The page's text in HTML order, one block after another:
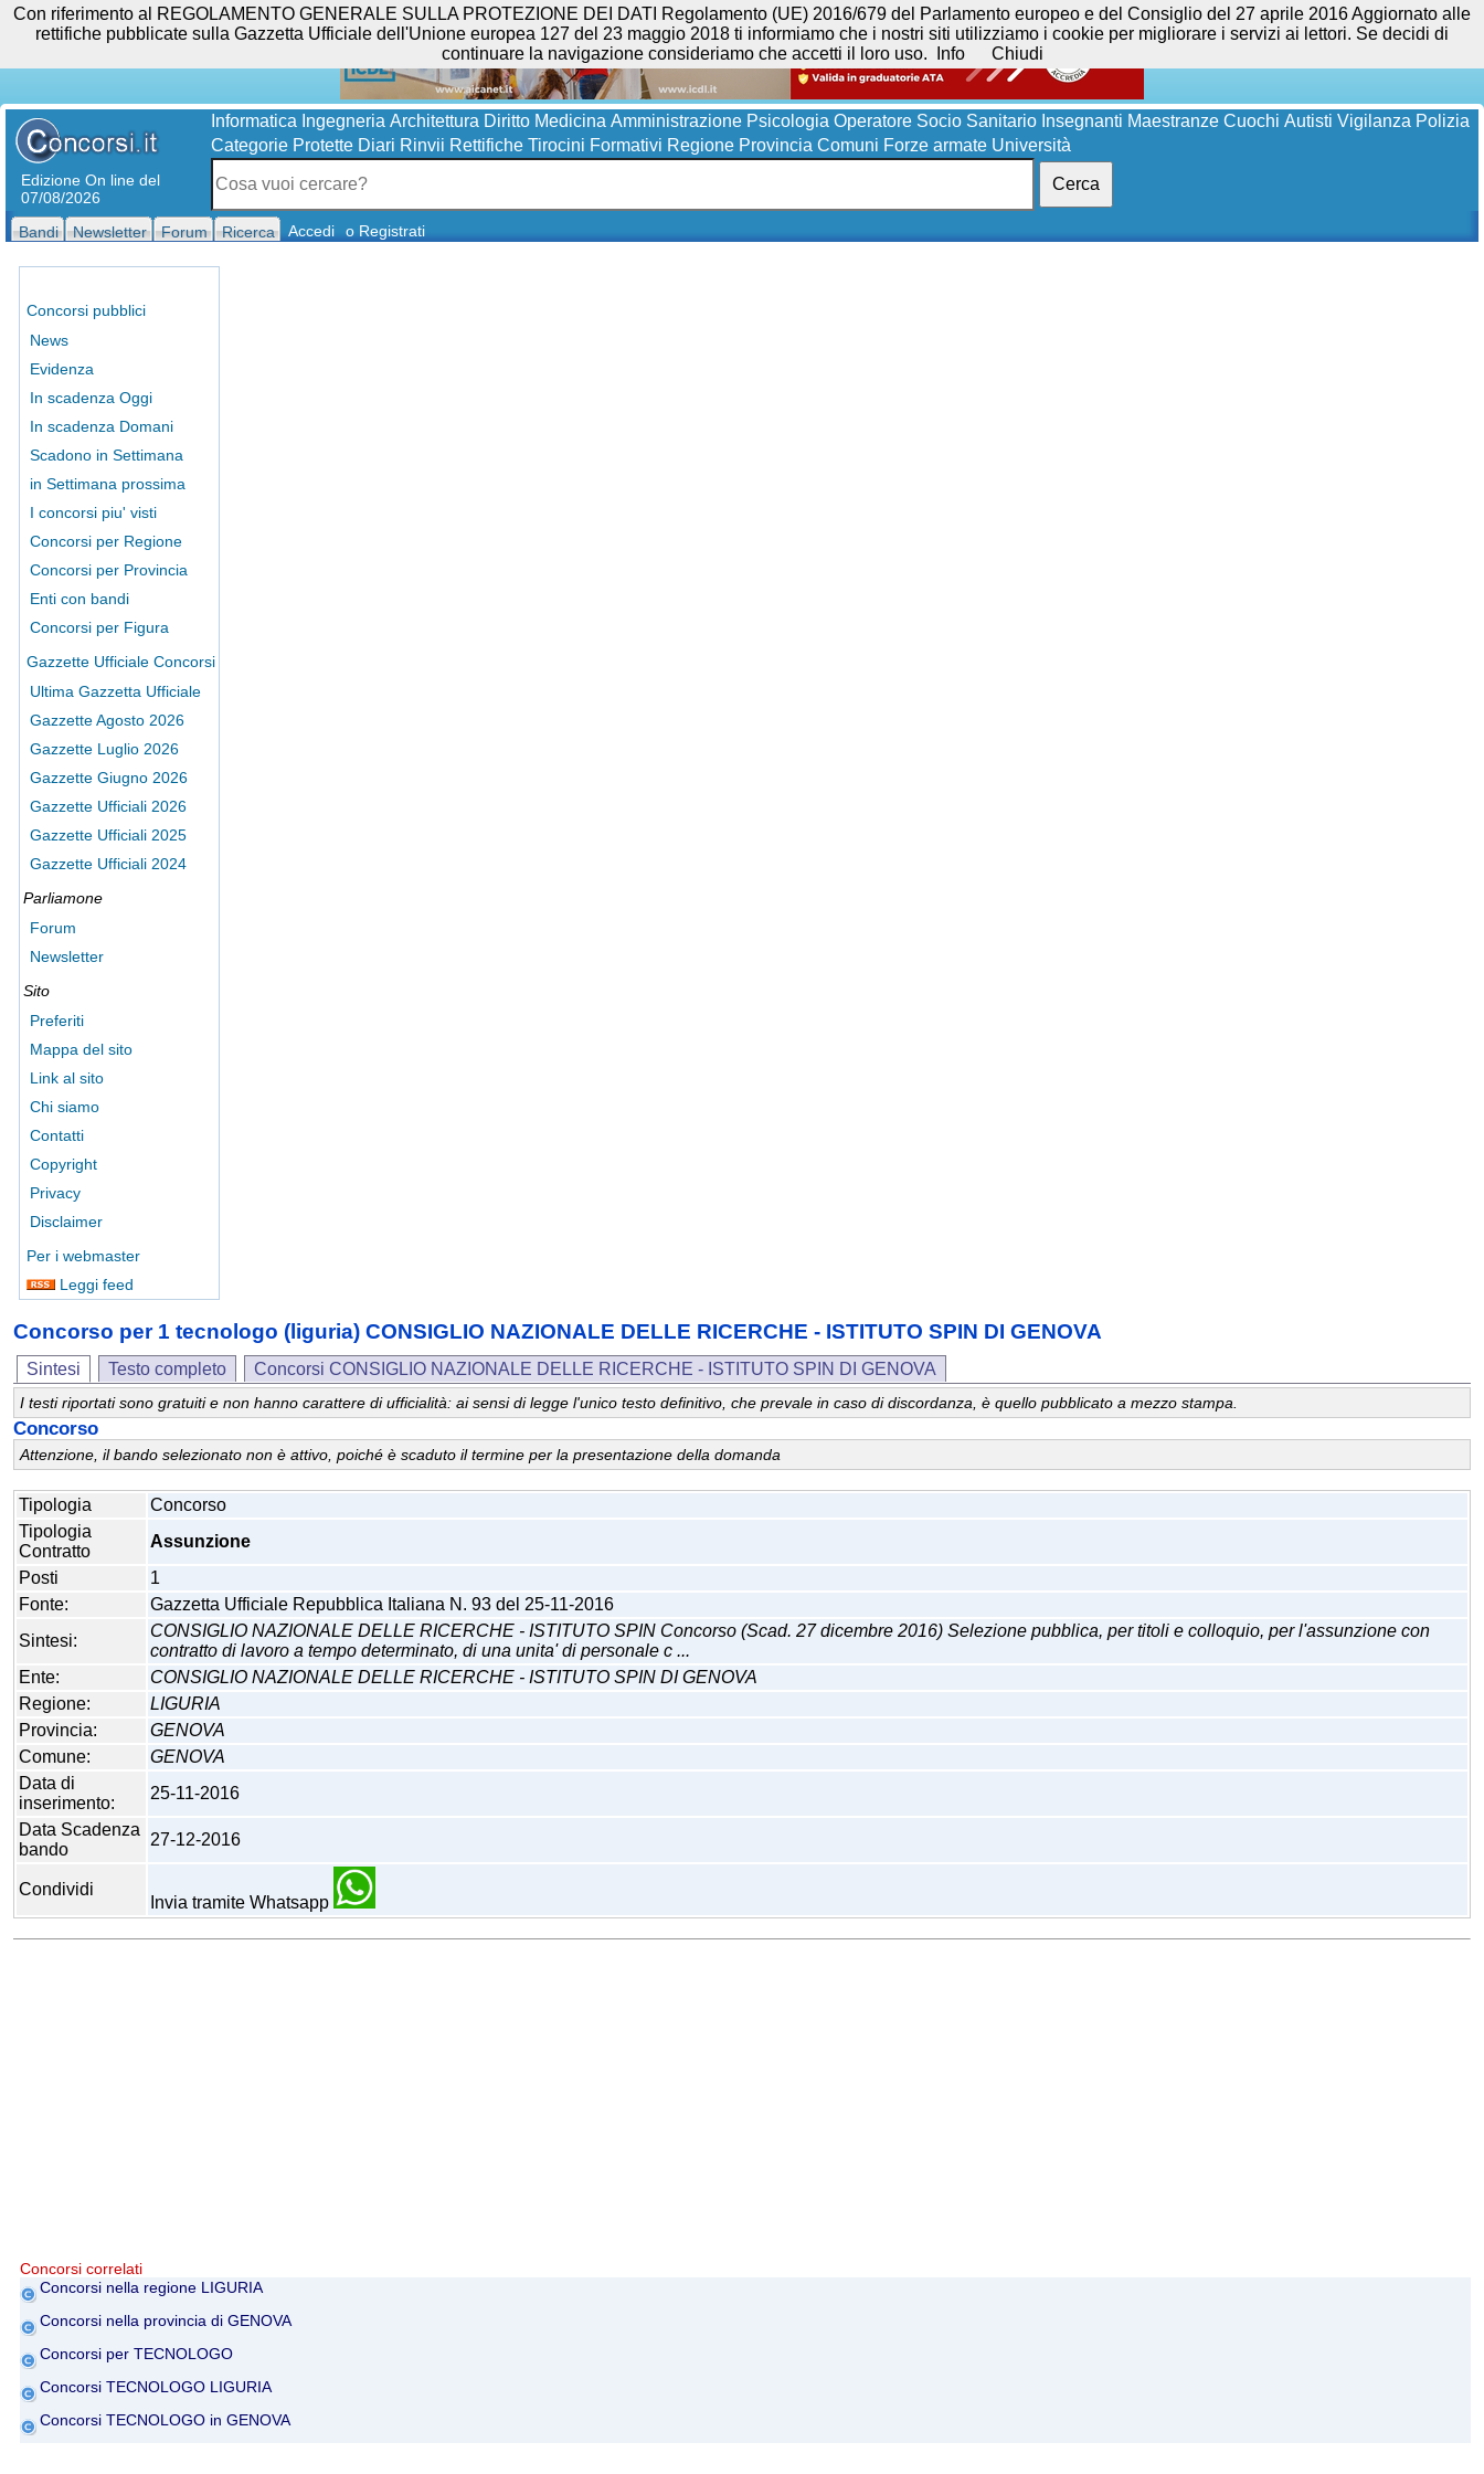
Edizione On line del
07/08/2026
Informatica Ingegneria Architettura Diritto Medicina Amministrazione Psicologia Operatore Socio Sanitario Insegnanti Maestranze Cuochi Autisti Vigilanza Polizia
Categorie Protette Diari Rinvii Rettifiche Tirocini Formativi Regione Provincia Comuni Forze armate Università
Cerca
Bandi Newsletter Forum Ricerca Accedi o Registrati
Concorsi pubblici
News
Evidenza
In scadenza Oggi
In scadenza Domani
Scadono in Settimana
in Settimana prossima
I concorsi piu' visti
Concorsi per Regione
Concorsi per Provincia
Enti con bandi
Concorsi per Figura
Gazzette Ufficiale Concorsi
Ultima Gazzetta Ufficiale
Gazzette Agosto 2026
Gazzette Luglio 2026
Gazzette Giugno 2026
Gazzette Ufficiali 2026
Gazzette Ufficiali 2025
Gazzette Ufficiali 2024
Parliamone
Forum
Newsletter
Sito
Preferiti
Mappa del sito
Link al sito
Chi siamo
Contatti
Copyright
Privacy
Disclaimer
Per i webmaster
Leggi feed
Concorso per 1 tecnologo (liguria) CONSIGLIO NAZIONALE DELLE RICERCHE - ISTITUTO SPIN DI GENOVA
Sintesi Testo completo Concorsi CONSIGLIO NAZIONALE DELLE RICERCHE - ISTITUTO SPIN DI GENOVA
I testi riportati sono gratuiti e non hanno carattere di ufficialità: ai sensi di legge l'unico testo definitivo, che prevale in caso di discordanza, è quello pubblicato a mezzo stampa.
Concorso
Attenzione, il bando selezionato non è attivo, poiché è scaduto il termine per la presentazione della domanda
Tipologia
Concorso
Tipologia
Contratto
Assunzione
Posti
1
Fonte:
Gazzetta Ufficiale Repubblica Italiana N. 93 del 25-11-2016
Sintesi:
CONSIGLIO NAZIONALE DELLE RICERCHE - ISTITUTO SPIN Concorso (Scad. 27 dicembre 2016) Selezione pubblica, per titoli e colloquio, per l'assunzione con
contratto di lavoro a tempo determinato, di una unita' di personale c ...
Ente:
CONSIGLIO NAZIONALE DELLE RICERCHE - ISTITUTO SPIN DI GENOVA
Regione:
LIGURIA
Provincia:
GENOVA
Comune:
GENOVA
Data di
inserimento:
25-11-2016
Data Scadenza
bando
27-12-2016
Condividi
Invia tramite Whatsapp
Concorsi correlati
Concorsi nella regione LIGURIA
Concorsi nella provincia di GENOVA
Concorsi per TECNOLOGO
Concorsi TECNOLOGO LIGURIA
Concorsi TECNOLOGO in GENOVA
Con riferimento al REGOLAMENTO GENERALE SULLA PROTEZIONE DEI DATI Regolamento (UE) 2016/679 del Parlamento europeo e del Consiglio del 27 aprile 2016 Aggiornato alle
rettifiche pubblicate sulla Gazzetta Ufficiale dell'Unione europea 127 del 23 maggio 2018 ti informiamo che i nostri siti utilizziamo i cookie per migliorare i servizi ai lettori. Se decidi di
continuare la navigazione consideriamo che accetti il loro uso.
Info Chiudi